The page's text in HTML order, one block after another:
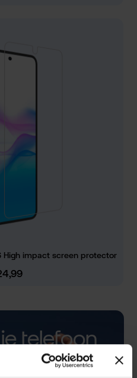
High impact screen protector
prijs:
telefoon